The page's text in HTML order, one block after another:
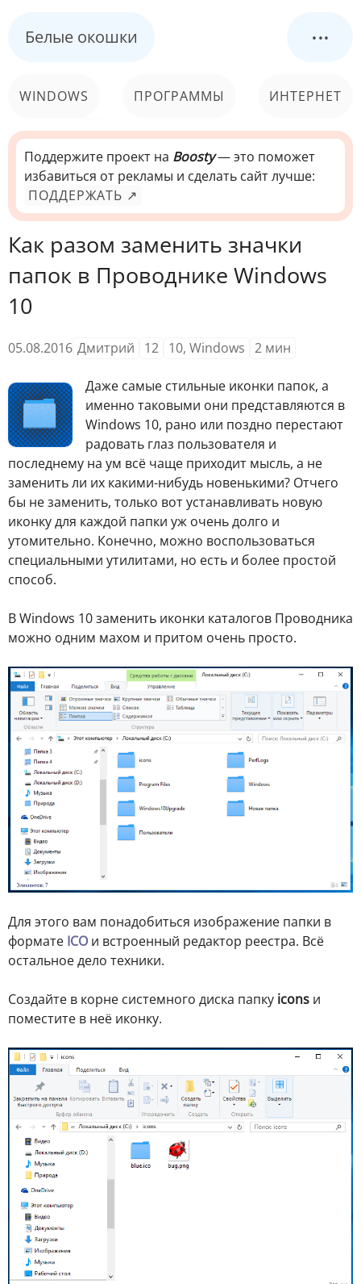
Белые окошки ...
WINDOWS ПРОГРАММЫ ИНТЕРНЕТ
КОМПЬЮТЕР
СИСТЕМА
Поддержите проект на Boosty— это поможет
избавиться от рекламы и сделать сайт лучше:
ПОДДЕРЖАТЬ ↗
Как разом заменить значки
папок в Проводнике Windows
10
05.08.2016 Дмитрий 12 10, Windows 2 мин
Даже самые стильные иконки папок, а
именно таковыми они представляются в
Windows 10, рано или поздно перестают
радовать глаз пользователя и
последнему на ум всё чаще приходит мысль, а не
заменить ли их какими-нибудь новенькими? Отчего
бы не заменить, только вот устанавливать новую
иконку для каждой папки уж очень долго и
утомительно. Конечно, можно воспользоваться
специальными утилитами, но есть и более простой
способ.
В Windows 10 заменить иконки каталогов Проводника
можно одним махом и притом очень просто.
Для этого вам понадобиться изображение папки в
формате ICO и встроенный редактор реестра. Всё
остальное дело техники.
Создайте в корне системного диска папку icons и
поместите в неё иконку.